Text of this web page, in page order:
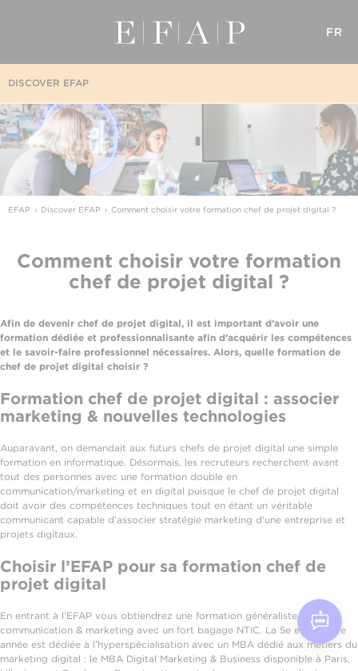
FR
DISCOVER EFAP
EFAP Discover EFAP Comment choisir votre formation chef de projet digital ?
Comment choisir votre formation
chef de projet digital ?
Afin de devenir chef de projet digital, il est important d’avoir une
formation dédiée et professionnalisante afin d’acquérir les compétences
et le savoir-faire professionnel nécessaires. Alors, quelle formation de
chef de projet digital choisir ?
Formation chef de projet digital : associer
marketing & nouvelles technologies
Auparavant, on demandait aux futurs chefs de projet digital une simple
formation en informatique. Désormais, les recruteurs recherchent avant
tout des personnes avec une formation double en
communication/marketing et en digital puisque le chef de projet digital
doit avoir des compétences techniques tout en étant un véritable
communicant capable d’associer stratégie marketing d’une entreprise et
projets digitaux.
Choisir l’EFAP pour sa formation chef de
projet digital
En entrant à l’EFAP vous obtiendrez une formation généraliste en
communication & marketing avec un fort bagage NTIC. La 5e et dernière
année est dédiée à l’hyperspécialisation avec un MBA dédié aux métiers du
marketing digital : le MBA Digital Marketing & Business disponible à Paris,